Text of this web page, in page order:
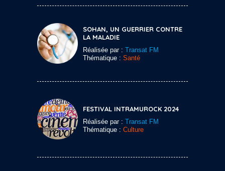
SOHAN, UN GUERRIER CONTRE
LA MALADIE
Réalisée par : Transat FM
Thématique : Santé
FESTIVAL INTRAMUROCK 2024
Réalisée par : Transat FM
Thématique : Culture